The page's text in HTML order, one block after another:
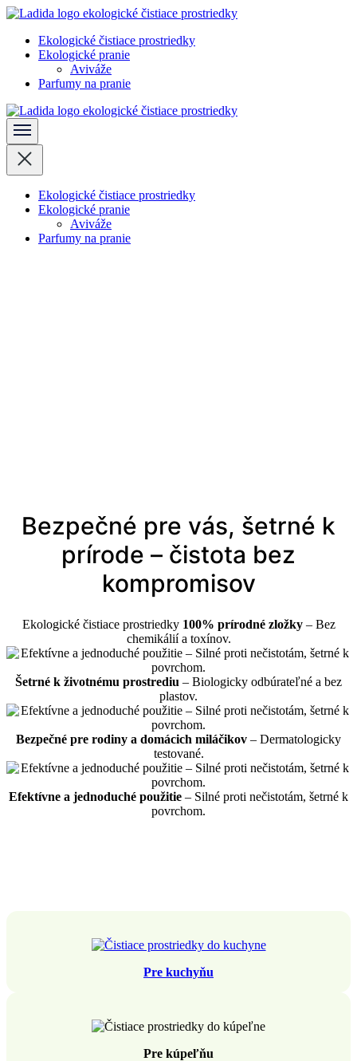
Skočiť
obsah
(stlačte
Ladida
Ekologické čistiace prostriedky
Ekologické pranie
Aviváže
Parfumy na pranie
Ladida
Ekologické čistiace prostriedky
Ekologické pranie
Aviváže
Parfumy na pranie
Bezpečné pre vás, šetrné k
prírode – čistota bez
kompromisov
Ekologické čistiace prostriedky 100% prírodné zložky– Bez
chemikálií a toxínov.
Šetrné k životnému prostrediu – Biologicky odbúrateľné a bez
plastov.
Bezpečné pre rodiny a domácich miláčikov – Dermatologicky
testované.
Efektívne a jednoduché použitie – Silné proti nečistotám, šetrné k
povrchom.
Pre kuchyňu
Pre kúpeľňu